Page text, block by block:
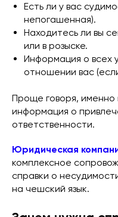
Есть ли у вас
непогашенная).
Находитесь ли вы
или в розыске.
Информация о всех
отношении вас
Проще говоря, именно
информация о
ответственности.
Юридическая
комплексное
справки о
на чешский язык.